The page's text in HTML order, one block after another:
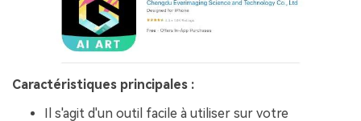
Caractéristiques principales :
Il s'agit d'un outil facile à utiliser sur votre